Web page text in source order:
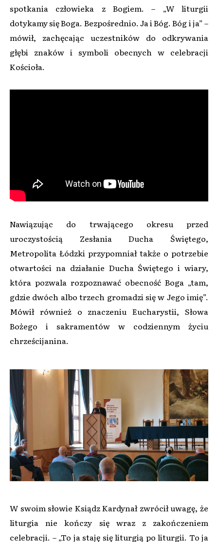
spotkania człowieka z Bogiem. – „W liturgii
dotykamy się Boga. Bezpośrednio. Ja i Bóg. Bóg i ja” –
mówił, zachęcając uczestników do odkrywania
głębi znaków i symboli obecnych w celebracji
Kościoła.
Nawiązując do trwającego okresu przed
uroczystością Zesłania Ducha Świętego,
Metropolita Łódzki przypomniał także o potrzebie
otwartości na działanie Ducha Świętego i wiary,
która pozwala rozpoznawać obecność Boga „tam,
gdzie dwóch albo trzech gromadzi się w Jego imię”.
Mówił również o znaczeniu Eucharystii, Słowa
Bożego i sakramentów w codziennym życiu
chrześcijanina.
W swoim słowie Ksiądz Kardynał zwrócił uwagę, że
liturgia nie kończy się wraz z zakończeniem
celebracji. – „To ja staję się liturgią po liturgii. To ja